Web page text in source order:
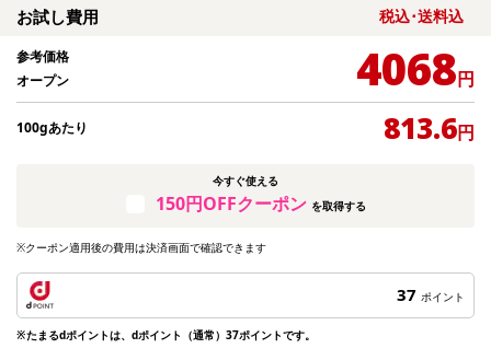
お試し費用 税込･送料込
参考価格
オープン
4068円
100gあたり 813.6円
今すぐ使える
150円OFFクーポン を取得する
※クーポン適用後の費用は決済画面で確認できます
37 ポイント
※たまるdポイントは、dポイント（通常）37ポイントです。